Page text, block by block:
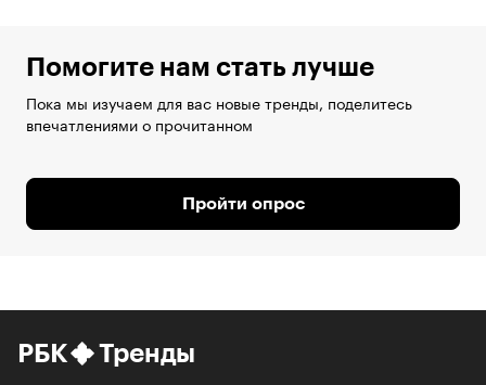
Помогите нам стать лучше
Пока мы изучаем для вас новые тренды, поделитесь
впечатлениями о прочитанном
Пройти опрос
РБК Тренды